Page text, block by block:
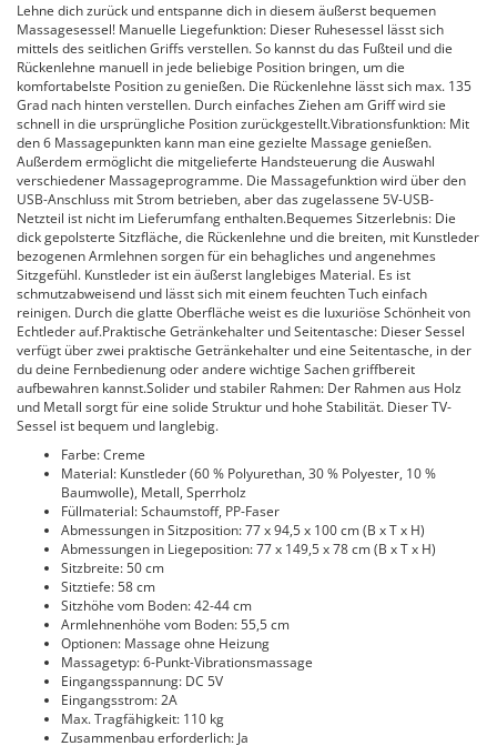
Lehne dich zurück und entspanne dich in diesem äußerst bequemen
Massagesessel! Manuelle Liegefunktion: Dieser Ruhesessel lässt sich
mittels des seitlichen Griffs verstellen. So kannst du das Fußteil und die
Rückenlehne manuell in jede beliebige Position bringen, um die
komfortabelste Position zu genießen. Die Rückenlehne lässt sich max. 135
Grad nach hinten verstellen. Durch einfaches Ziehen am Griff wird sie
schnell in die ursprüngliche Position zurückgestellt.Vibrationsfunktion: Mit
den 6 Massagepunkten kann man eine gezielte Massage genießen.
Außerdem ermöglicht die mitgelieferte Handsteuerung die Auswahl
verschiedener Massageprogramme. Die Massagefunktion wird über den
USB-Anschluss mit Strom betrieben, aber das zugelassene 5V-USB-
Netzteil ist nicht im Lieferumfang enthalten.Bequemes Sitzerlebnis: Die
dick gepolsterte Sitzfläche, die Rückenlehne und die breiten, mit Kunstleder
bezogenen Armlehnen sorgen für ein behagliches und angenehmes
Sitzgefühl. Kunstleder ist ein äußerst langlebiges Material. Es ist
schmutzabweisend und lässt sich mit einem feuchten Tuch einfach
reinigen. Durch die glatte Oberfläche weist es die luxuriöse Schönheit von
Echtleder auf.Praktische Getränkehalter und Seitentasche: Dieser Sessel
verfügt über zwei praktische Getränkehalter und eine Seitentasche, in der
du deine Fernbedienung oder andere wichtige Sachen griffbereit
aufbewahren kannst.Solider und stabiler Rahmen: Der Rahmen aus Holz
und Metall sorgt für eine solide Struktur und hohe Stabilität. Dieser TV-
Sessel ist bequem und langlebig.
Farbe: Creme
Material: Kunstleder (60 % Polyurethan, 30 % Polyester, 10 %
Baumwolle), Metall, Sperrholz
Füllmaterial: Schaumstoff, PP-Faser
Abmessungen in Sitzposition: 77 x 94,5 x 100 cm (B x T x H)
Abmessungen in Liegeposition: 77 x 149,5 x 78 cm (B x T x H)
Sitzbreite: 50 cm
Sitztiefe: 58 cm
Sitzhöhe vom Boden: 42-44 cm
Armlehnenhöhe vom Boden: 55,5 cm
Optionen: Massage ohne Heizung
Massagetyp: 6-Punkt-Vibrationsmassage
Eingangsspannung: DC 5V
Eingangsstrom: 2A
Max. Tragfähigkeit: 110 kg
Zusammenbau erforderlich: Ja